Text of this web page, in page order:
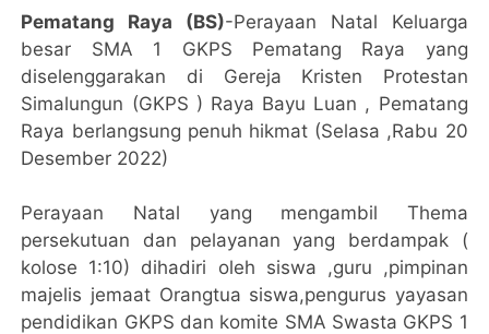
Pematang Raya (BS)-Perayaan Natal Keluarga
besar SMA 1 GKPS Pematang Raya yang
diselenggarakan di Gereja Kristen Protestan
Simalungun (GKPS ) Raya Bayu Luan , Pematang
Raya berlangsung penuh hikmat (Selasa ,Rabu 20
Desember 2022)
Perayaan Natal yang mengambil Thema
persekutuan dan pelayanan yang berdampak (
kolose 1:10) dihadiri oleh siswa ,guru ,pimpinan
majelis jemaat Orangtua siswa,pengurus yayasan
pendidikan GKPS dan komite SMA Swasta GKPS 1